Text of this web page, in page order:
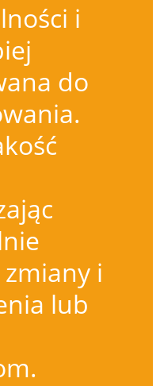
i
do
i
lub